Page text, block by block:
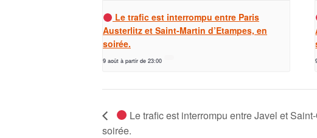
Le trafic est interrompu entre Paris
Austerlitz et Saint-Martin d’Etampes, en
soirée.
9 août à partir de 23:00
Le trafic est interrompu entre Javel et
soirée.